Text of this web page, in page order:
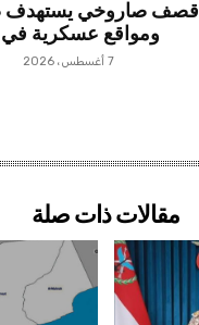
قصف صاروخي يستهدف
ومواقع عسكرية
7 أغسطس، 2026
مقالات ذات صلة